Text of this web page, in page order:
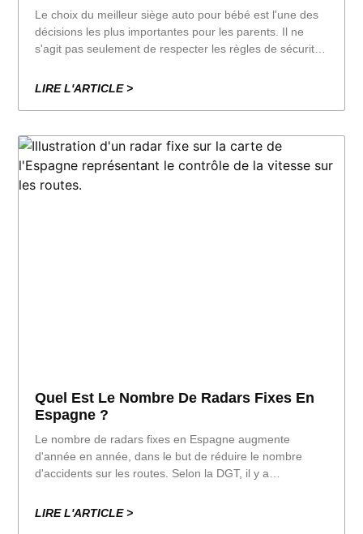
Le choix du meilleur siège auto pour bébé est l'une des
décisions les plus importantes pour les parents. Il ne
s'agit pas seulement de respecter les règles de sécurité,
lors de chaque trajet. À
LIRE L'ARTICLE >
Quel Est Le Nombre De Radars Fixes En
Espagne ?
Le nombre de radars fixes en Espagne augmente
d'année en année, dans le but de réduire le nombre
d'accidents sur les routes. Selon la DGT, il y a
l'ensemble du territoire, à raison de 1,5 million d'euros
LIRE L'ARTICLE >